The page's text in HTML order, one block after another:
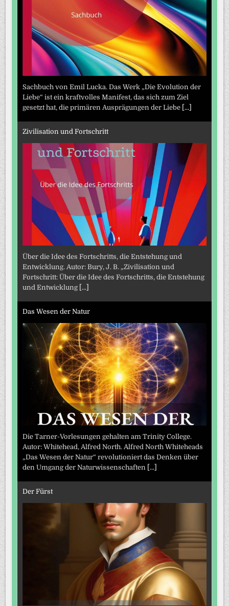
Sachbuch von Emil Lucka. Das Werk „Die Evolution der
Liebe“ ist ein kraftvolles Manifest, das sich zum Ziel
gesetzt hat, die primären Ausprägungen der Liebe [...]
Zivilisation und Fortschritt
Über die Idee des Fortschritts, die Entstehung und
Entwicklung. Autor: Bury, J. B. „Zivilisation und
Fortschritt: Über die Idee des Fortschritts, die Entstehung
und Entwicklung [...]
Das Wesen der Natur
Die Tarner-Vorlesungen gehalten am Trinity College.
Autor: Whitehead, Alfred North. Alfred North Whiteheads
„Das Wesen der Natur“ revolutioniert das Denken über
den Umgang der Naturwissenschaften [...]
Der Fürst